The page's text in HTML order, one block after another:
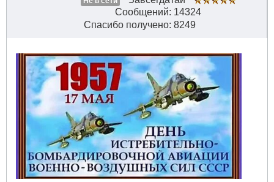
Сообщений: 14324
Спасибо получено: 8249